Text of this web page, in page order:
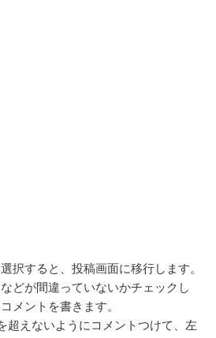
択すると、投稿画面に移行します。
どが間違っていないかチェックし
メントを書きます。
超えないようにコメントつけて、左